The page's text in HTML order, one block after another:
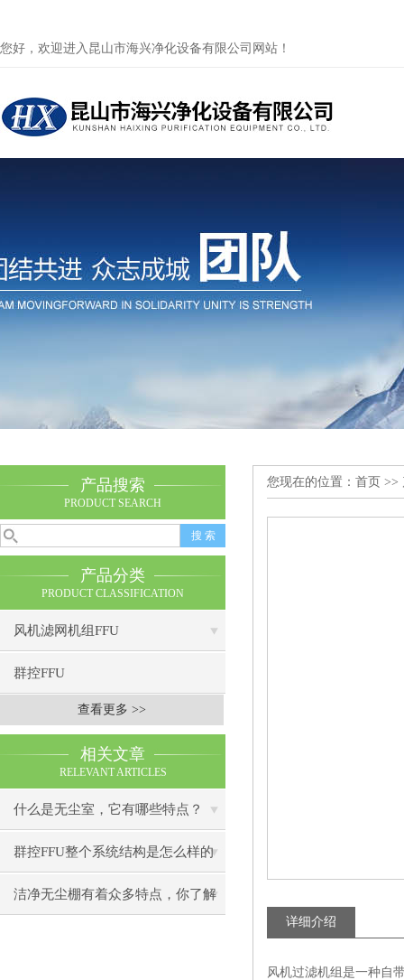
您好，欢迎进入昆山市海兴净化设备有限公司网站！
产品搜索
PRODUCT SEARCH
产品分类
PRODUCT CLASSIFICATION
风机滤网机组FFU
群控FFU
查看更多 >>
相关文章
RELEVANT ARTICLES
什么是无尘室，它有哪些特点？
群控FFU整个系统结构是怎么样的
呢？
洁净无尘棚有着众多特点，你了解
您现在的位置： 首页 >>
详细介绍
风机过滤机组是一种自